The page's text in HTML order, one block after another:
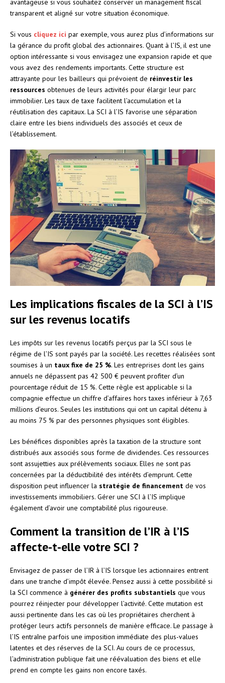
avantageuse si vous souhaitez conserver un management fiscal
transparent et aligné sur votre situation économique.
Si vous cliquez ici par exemple, vous aurez plus d’informations sur
la gérance du profit global des actionnaires. Quant à l’IS, il est une
option intéressante si vous envisagez une expansion rapide et que
vous avez des rendements importants. Cette structure est
attrayante pour les bailleurs qui prévoient de réinvestir les
ressources obtenues de leurs activités pour élargir leur parc
immobilier. Les taux de taxe facilitent l’accumulation et la
réutilisation des capitaux. La SCI à l’IS favorise une séparation
claire entre les biens individuels des associés et ceux de
l’établissement.
Les implications fiscales de la SCI à l’IS
sur les revenus locatifs
Les impôts sur les revenus locatifs perçus par la SCI sous le
régime de l’IS sont payés par la société. Les recettes réalisées sont
soumises à un taux fixe de 25 %. Les entreprises dont les gains
annuels ne dépassent pas 42 500 € peuvent profiter d’un
pourcentage réduit de 15 %. Cette règle est applicable si la
compagnie effectue un chiffre d’affaires hors taxes inférieur à 7,63
millions d’euros. Seules les institutions qui ont un capital détenu à
au moins 75 % par des personnes physiques sont éligibles.
Les bénéfices disponibles après la taxation de la structure sont
distribués aux associés sous forme de dividendes. Ces ressources
sont assujetties aux prélèvements sociaux. Elles ne sont pas
concernées par la déductibilité des intérêts d’emprunt. Cette
disposition peut influencer la stratégie de financement de vos
investissements immobiliers. Gérer une SCI à l’IS implique
également d’avoir une comptabilité plus rigoureuse.
Comment la transition de l’IR à l’IS
affecte-t-elle votre SCI ?
Envisagez de passer de l’IR à l’IS lorsque les actionnaires entrent
dans une tranche d’impôt élevée. Pensez aussi à cette possibilité si
la SCI commence à générer des profits substantiels que vous
pourrez réinjecter pour développer l’activité. Cette mutation est
aussi pertinente dans les cas où les propriétaires cherchent à
protéger leurs actifs personnels de manière efficace. Le passage à
l’IS entraîne parfois une imposition immédiate des plus-values
latentes et des réserves de la SCI. Au cours de ce processus,
l’administration publique fait une réévaluation des biens et elle
prend en compte les gains non encore taxés.